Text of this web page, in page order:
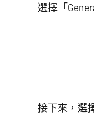
選擇「
接下來，選